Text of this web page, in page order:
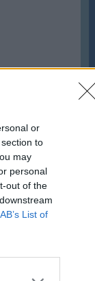
or
to
may
personal
out of the
List of